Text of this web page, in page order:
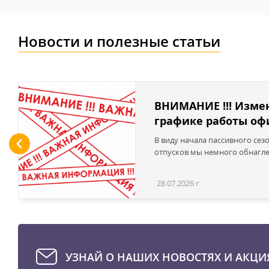
Новости и полезные статьи
ВНИМАНИЕ !!!
графике работы
В виду начала пассивного
отпусков мы немного
28.07.2026 г.
УЗНАЙ О НАШИХ НОВОСТЯХ И